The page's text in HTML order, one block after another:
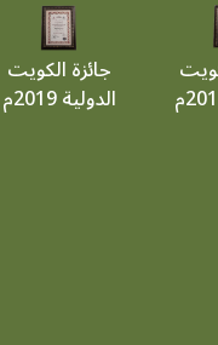
جائزة الكويت
الدولية 2019م